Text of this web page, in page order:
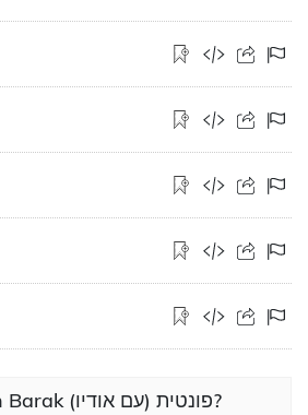
איך לבטא Aharon Barak פונטית (עם אודיו)?